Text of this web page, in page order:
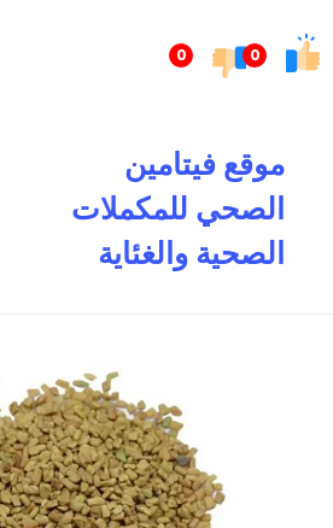
0
0إلى
موقع فيتامين
الصحي للمكملات
الصحية والغئاية